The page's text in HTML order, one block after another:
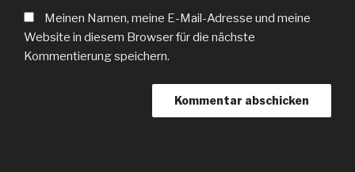
Meinen Namen, meine E-Mail-Adresse und meine
Website in diesem Browser für die nächste
Kommentierung speichern.